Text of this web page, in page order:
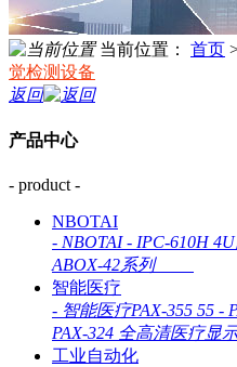
当前位置： 首页
觉检测设备
返回
产品中心
- product -
NBOTAI
- NBOTAI - IPC-610H
ABOX-42系列
智能医疗
- 智能医疗PAX-355 55 -
PAX-324 全高清医疗显
工业自动化